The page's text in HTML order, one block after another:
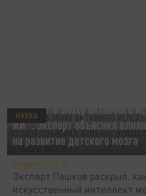
"Растут в эпоху активного
ИИ". Эксперт объяснил
на развитие детского мозга
НАУКА
01 АВГУСТА 16:14
Эксперт Пашков раскрыл,
искусственный интеллект